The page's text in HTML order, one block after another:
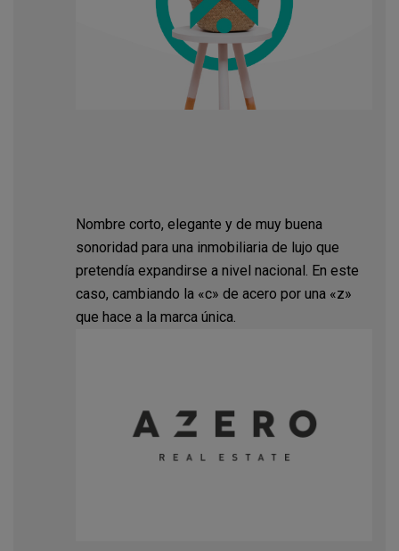
Nombre corto, elegante y de muy buena
sonoridad para una inmobiliaria de lujo que
pretendía expandirse a nivel nacional. En este
caso, cambiando la «c» de acero por una «z»
que hace a la marca única.